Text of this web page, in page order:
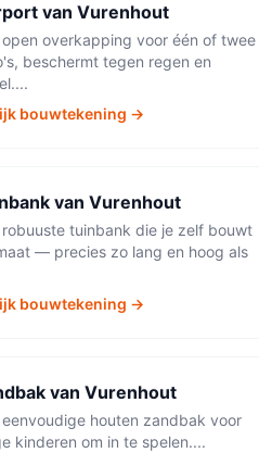
van Vurenhout
open overkapping voor één of twee
beschermt tegen regen en
...
bouwtekening →
van Vurenhout
robuuste tuinbank die je zelf bouwt
— precies zo lang en hoog als
bouwtekening →
van Vurenhout
eenvoudige houten zandbak voor
kinderen om in te spelen....